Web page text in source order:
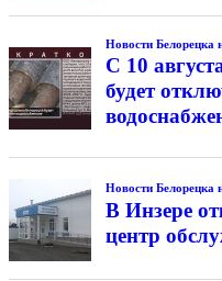
Новости Белорецка
С 10
будет
Новости Белорецка
В Инзере
центр